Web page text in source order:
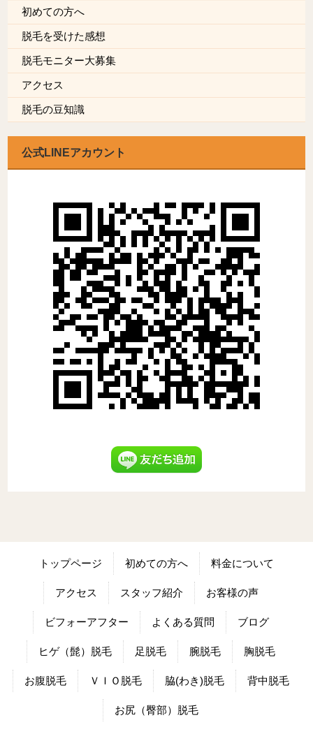
初めての方へ
脱毛を受けた感想
脱毛モニター大募集
アクセス
脱毛の豆知識
公式LINEアカウント
トップページ 初めての方へ 料金について
アクセス スタッフ紹介 お客様の声
ビフォーアフター よくある質問 ブログ
ヒゲ（髭）脱毛 足脱毛 腕脱毛 胸脱毛
お腹脱毛 ＶＩＯ脱毛 脇(わき)脱毛 背中脱毛
お尻（臀部）脱毛